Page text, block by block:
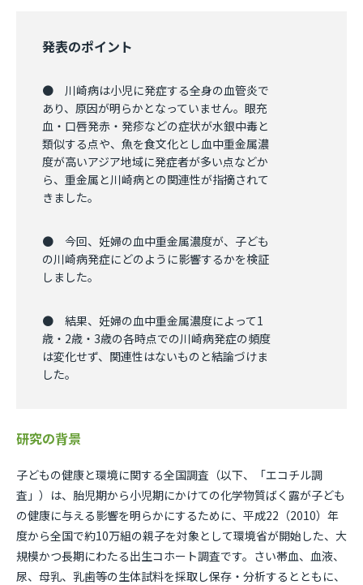
発表のポイント
● 川崎病は小児に発症する全身の血管炎で
あり、原因が明らかとなっていません。眼充
血・口唇発赤・発疹などの症状が水銀中毒と
類似する点や、魚を食文化とし血中重金属濃
度が高いアジア地域に発症者が多い点などか
ら、重金属と川崎病との関連性が指摘されて
きました。
● 今回、妊婦の⾎中重⾦属濃度が、子ども
の川崎病発症にどのように影響するかを検証
しました。
● 結果、妊婦の⾎中重⾦属濃度によって1
歳・2歳・3歳の各時点での川崎病発症の頻度
は変化せず、関連性はないものと結論づけま
した。
研究の背景
子どもの健康と環境に関する全国調査（以下、「エコチル調
査」）は、胎児期から小児期にかけての化学物質ばく露が子ども
の健康に与える影響を明らかにするために、平成22（2010）年
度から全国で約10万組の親子を対象として環境省が開始した、大
規模かつ長期にわたる出生コホート調査です。さい帯血、血液、
尿、母乳、乳歯等の生体試料を採取し保存・分析するとともに、